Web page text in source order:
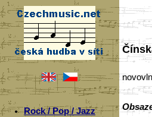
Rock / Pop / Jazz